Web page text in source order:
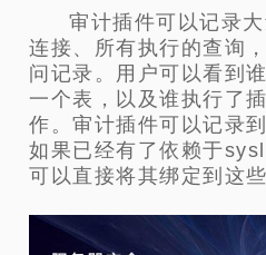
审计插件可以记录
连接、所有执行的查询
问记录。用户可以看到
一个表，以及谁执行了
作。审计插件可以记录
如果已经有了依赖于
可以直接将其绑定到这些